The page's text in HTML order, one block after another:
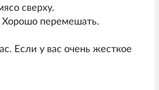
сверху.
перемешать.
Если у вас очень жесткое